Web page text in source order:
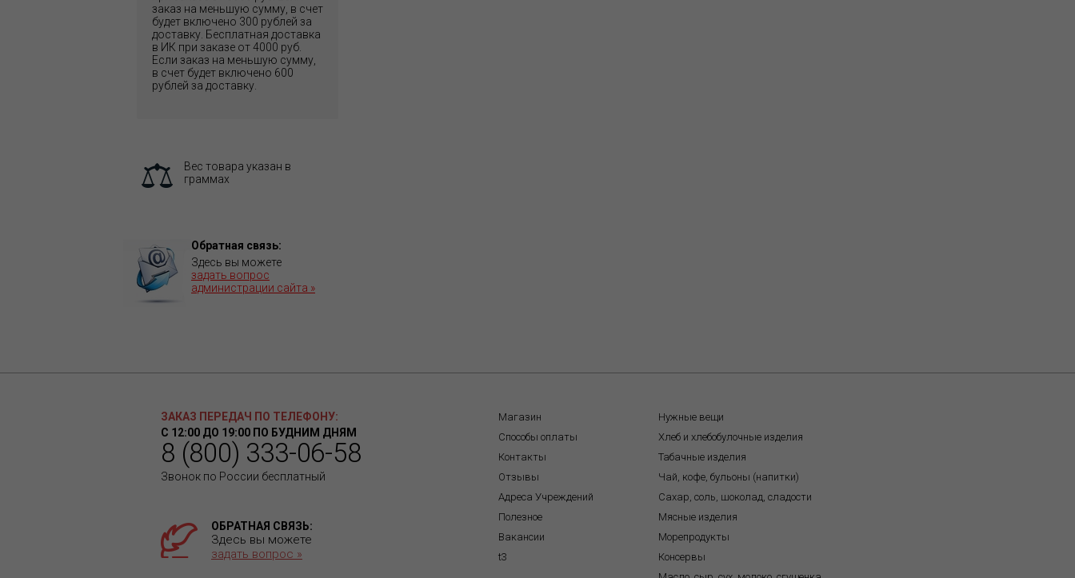
заказ на меньшую сумму, в счет
будет включено 300 рублей за
доставку. Бесплатная доставка
в ИК при заказе от 4000 руб.
Если заказ на меньшую сумму,
в счет будет включено 600
рублей за доставку.
Вес товара указан в
граммах
Обратная связь:
Здесь вы можете
задать вопрос
администрации сайта »
ЗАКАЗ ПЕРЕДАЧ ПО ТЕЛЕФОНУ:
С 12:00 ДО 19:00 ПО БУДНИМ ДНЯМ
8 (800) 333-06-58
Звонок по России бесплатный
ОБРАТНАЯ СВЯЗЬ:
Здесь вы можете
задать вопрос »
Магазин
Способы оплаты
Контакты
Отзывы
Адреса Учреждений
Полезное
Вакансии
t3
Нужные вещи
Хлеб и хлебобулочные изделия
Табачные изделия
Чай, кофе, бульоны (напитки)
Сахар, соль, шоколад, сладости
Мясные изделия
Морепродукты
Консервы